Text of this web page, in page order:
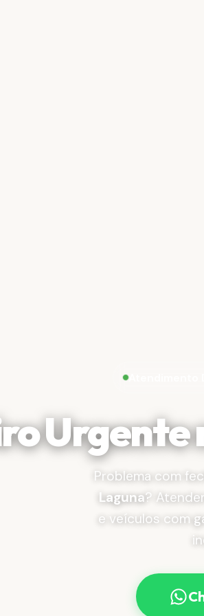
Atendimento
Urgente
Problema com
Laguna?
e veículos com